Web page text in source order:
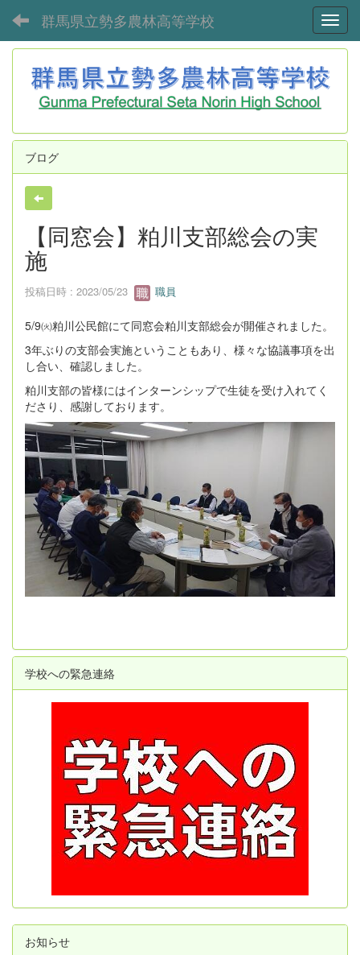
群馬県立勢多農林高等学校
ブログ
【同窓会】粕川支部総会の実
施
投稿日時 : 2023/05/23 職員
5/9㈫粕川公民館にて同窓会粕川支部総会が開催されました。
3年ぶりの支部会実施ということもあり、様々な協議事項を出
し合い、確認しました。
粕川支部の皆様にはインターンシップで生徒を受け入れてく
ださり、感謝しております。
学校への緊急連絡
お知らせ